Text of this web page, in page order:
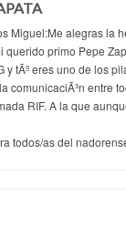
Miguel:Me alegras la
querido primo Pepe
y tÃº eres uno de los
comunicaciÃ³n entre
RIF. A la que
todos/as del